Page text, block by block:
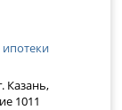
Казань,
1011